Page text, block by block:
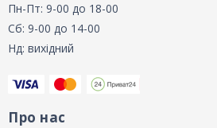
Пн-Пт: 9-00 до 18-00
Сб: 9-00 до 14-00
Нд: вихідний
Про нас